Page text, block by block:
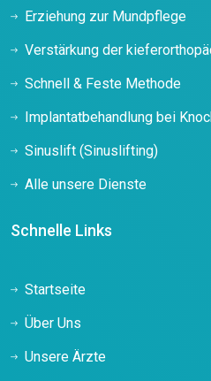
Erziehung zur Mundpflege
Verstärkung der
Schnell & Feste Methode
Implantatbehandlung bei
Sinuslift (Sinuslifting)
Alle unsere Dienste
Schnelle Links
Startseite
Über Uns
Unsere Ärzte